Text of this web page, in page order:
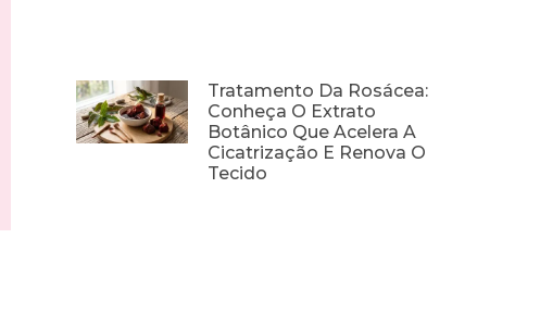
Tratamento Da Rosácea:
Conheça O Extrato
Botânico Que Acelera A
Cicatrização E Renova O
Tecido